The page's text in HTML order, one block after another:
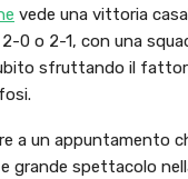
vede una vittoria
0 o 2-1, con una
sfruttando il
a un appuntamento
grande spettacolo